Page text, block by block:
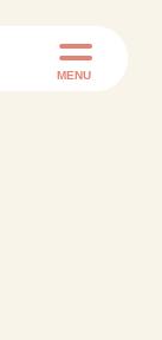
MENU